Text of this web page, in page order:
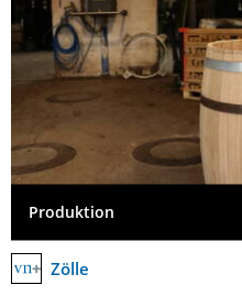
Produktion
Zölle